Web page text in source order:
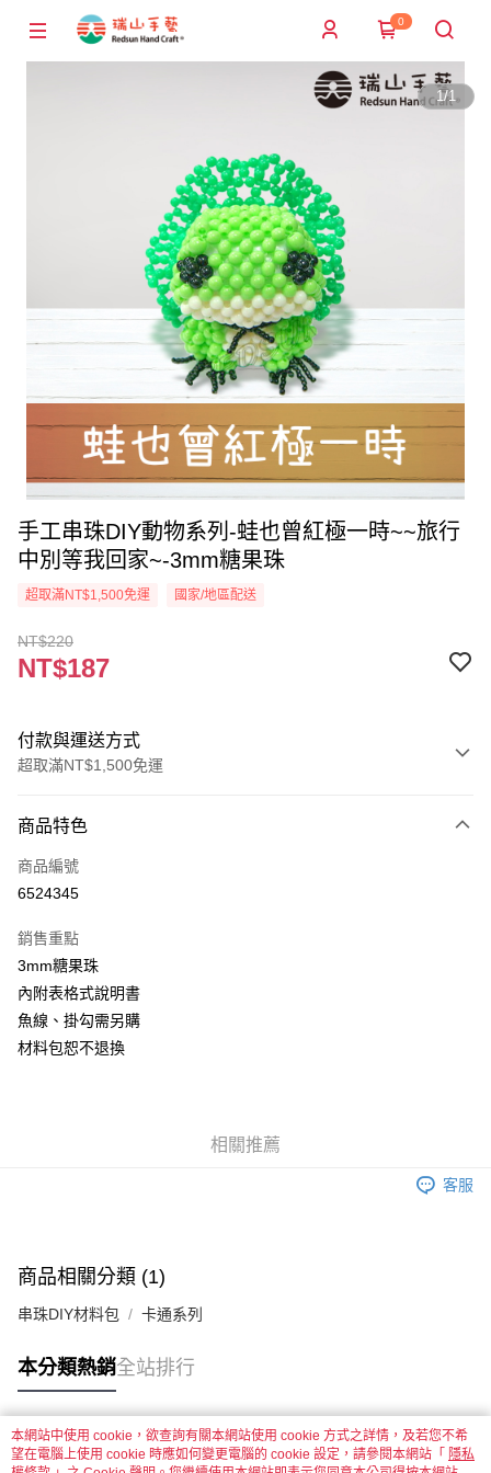
0
1/1
手工串珠DIY動物系列-蛙也曾紅極一時~~旅行
中別等我回家~-3mm糖果珠
超取滿NT$1,500免運 國家/地區配送
NT$220
NT$187
付款與運送方式
超取滿NT$1,500免運
信用卡一次付款
超商取貨付款
街口支付
悠遊付
運送方式
宅配 新竹物流
付款後門市自取
商品特色
商品編號
6524345
銷售重點
3mm糖果珠
內附表格式說明書
魚線、掛勾需另購
材料包恕不退換
相關推薦
客服
商品相關分類 (1)
串珠DIY材料包 卡通系列
本分類熱銷全站排行
熱門標籤
本網站中使用 cookie，欲查詢有關本網站使用 cookie 方式之詳情，及若您不希
望在電腦上使用 cookie 時應如何變更電腦的 cookie 設定，請參閱本網站「 隱私